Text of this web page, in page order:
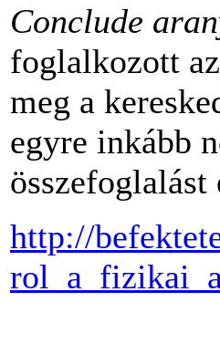
Conclude
foglalkozott
meg a
egyre inkább
http://